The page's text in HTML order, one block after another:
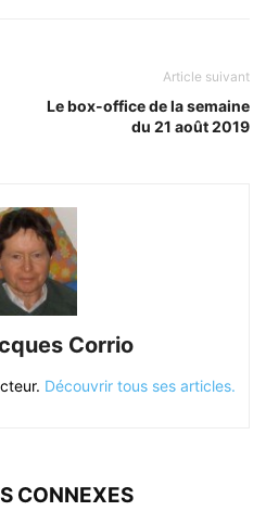
Article suivant
Le box-office de la semaine
du 21 août 2019
Corrio
Découvrir tous ses articles.
CONNEXES